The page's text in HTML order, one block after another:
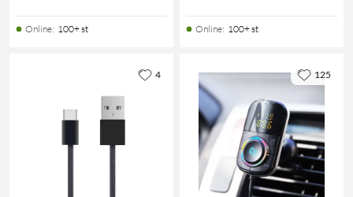
Online: 100+ st Online: 100+ st
4 125